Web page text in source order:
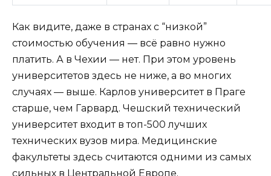
Как видите, даже в странах с “низкой”
стоимостью обучения — всё равно нужно
платить. А в Чехии — нет. При этом уровень
университетов здесь не ниже, а во многих
случаях — выше. Карлов университет в Праге
старше, чем Гарвард. Чешский технический
университет входит в топ-500 лучших
технических вузов мира. Медицинские
факультеты здесь считаются одними из самых
сильных в Центральной Европе.